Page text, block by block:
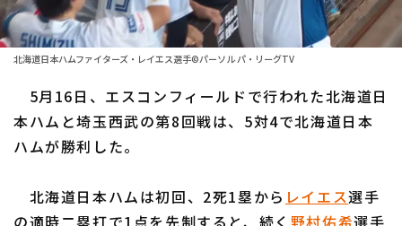
1軍公式戦
ファーム東地区
ファーム西地区
交流戦
選手名鑑
選手名鑑トップ
北海道日本ハムファイターズ
東北楽天ゴールデンイーグルス
千葉ロッテマリーンズ
ニュース
設定
北海道日本ハムファイターズ・レイエス選手©パーソル パ・リーグTV
5月16日、エスコンフィールドで行われた北海道日
本ハムと埼玉西武の第8回戦は、5対4で北海道日本
ハムが勝利した。
北海道日本ハムは初回、2死1塁から レイエス選手
の適時二塁打で1点を先制すると、続く 野村佑希選手